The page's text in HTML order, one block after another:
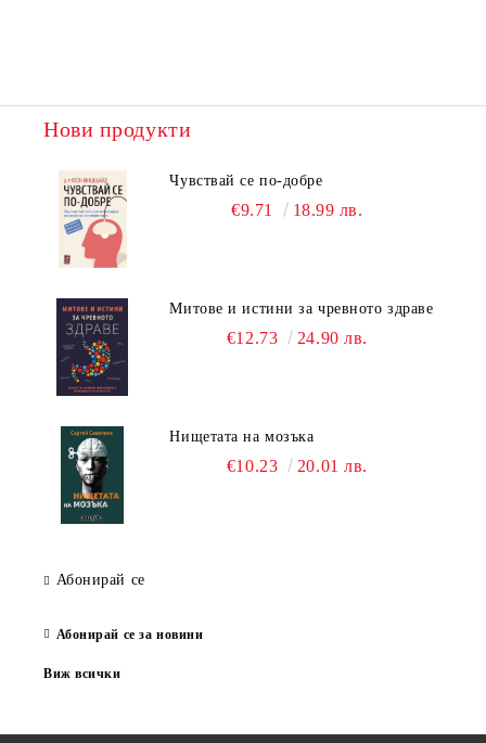
Нови продукти
Чувствай се по-добре
€9.71 18.99 лв.
Митове и истини за чревното здраве
€12.73 24.90 лв.
Нищетата на мозъка
€10.23 20.01 лв.
Абонирай се
Абонирай се за новини
Виж всички